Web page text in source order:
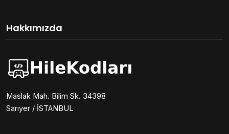
Hakkımızda
Maslak Mah. Bilim Sk. 34398
Sarıyer / İSTANBUL